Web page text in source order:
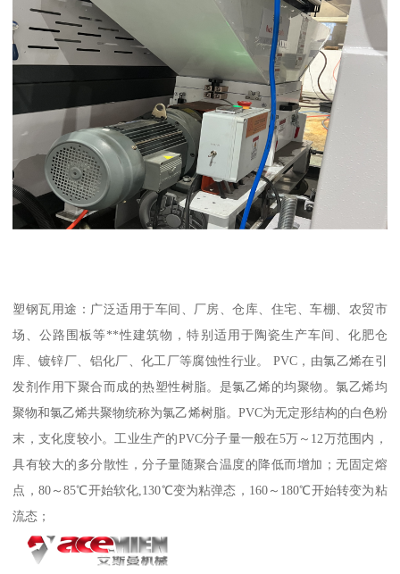
塑钢瓦用途：广泛适用于车间、厂房、仓库、住宅、车棚、农贸市
场、公路围板等**性建筑物，特别适用于陶瓷生产车间、化肥仓
库、镀锌厂、铝化厂、化工厂等腐蚀性行业。 PVC，由氯乙烯在引
发剂作用下聚合而成的热塑性树脂。是氯乙烯的均聚物。氯乙烯均
聚物和氯乙烯共聚物统称为氯乙烯树脂。PVC为无定形结构的白色粉
末，支化度较小。工业生产的PVC分子量一般在5万～12万范围内，
具有较大的多分散性，分子量随聚合温度的降低而增加；无固定熔
点，80～85℃开始软化,130℃变为粘弹态，160～180℃开始转变为粘
流态；